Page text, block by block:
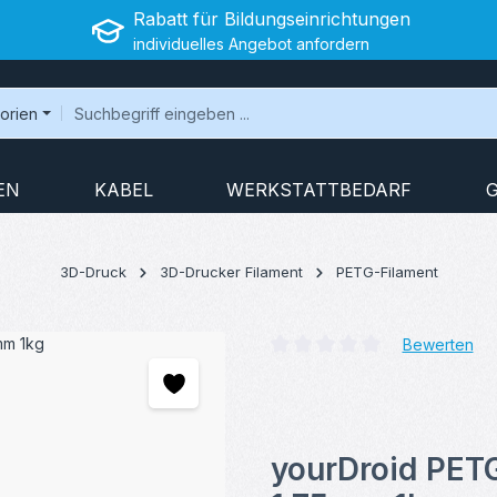
Rabatt für Bildungseinrichtungen
individuelles Angebot anfordern
KABEL WERKSTATTBEDARF
3D-Druck 3D-Drucker Filament PETG-Filament
Bewerten
yourDroid